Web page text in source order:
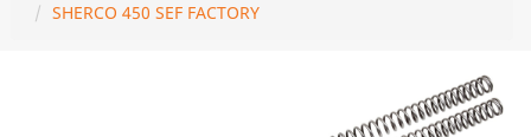
SHERCO 450 SEF FACTORY